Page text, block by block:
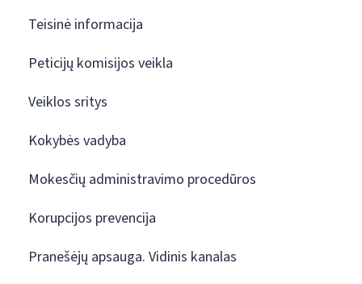
Teisinė informacija
Peticijų komisijos veikla
Veiklos sritys
Kokybės vadyba
Mokesčių administravimo procedūros
Korupcijos prevencija
Pranešėjų apsauga. Vidinis kanalas